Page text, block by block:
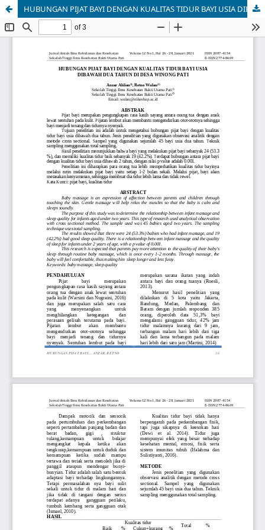
HUBUNGAN PIJAT BAYI DENGAN KUALITAS TIDUR BAYI USIA DIBAWAH DUA TAHUN DI DESA WINONG PATI